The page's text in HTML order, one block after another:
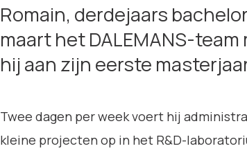
Romain, derdejaars
maart het DALEMANS-
hij aan zijn eerste
Twee dagen per week voert hij
kleine projecten op in het R&D-